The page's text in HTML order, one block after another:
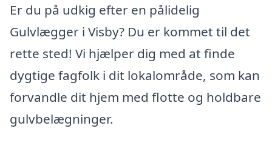
Er du på udkig efter en pålidelig
Gulvlægger i Visby? Du er kommet til det
rette sted! Vi hjælper dig med at finde
dygtige fagfolk i dit lokalområde, som kan
forvandle dit hjem med flotte og holdbare
gulvbelægninger.